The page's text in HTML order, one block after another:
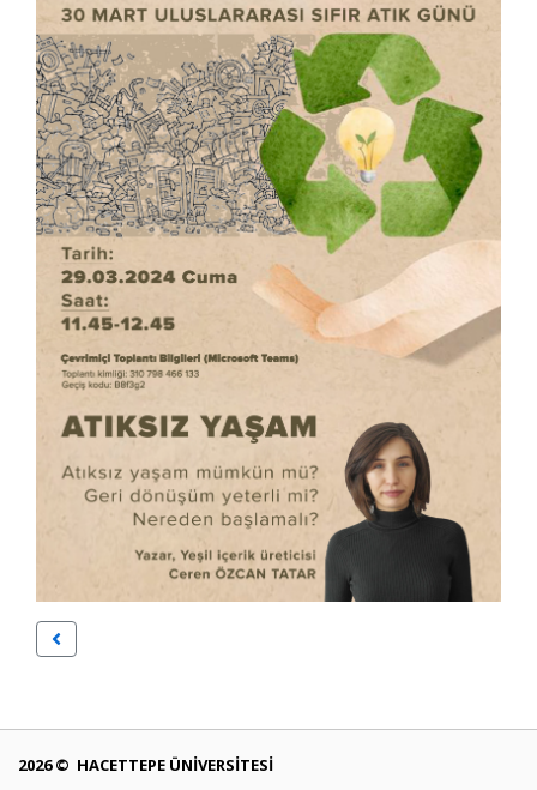
2026 © HACETTEPE ÜNİVERSİTESİ